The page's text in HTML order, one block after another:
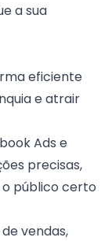
a sua
eficiente
e atrair
Ads e
precisas,
público certo
vendas,